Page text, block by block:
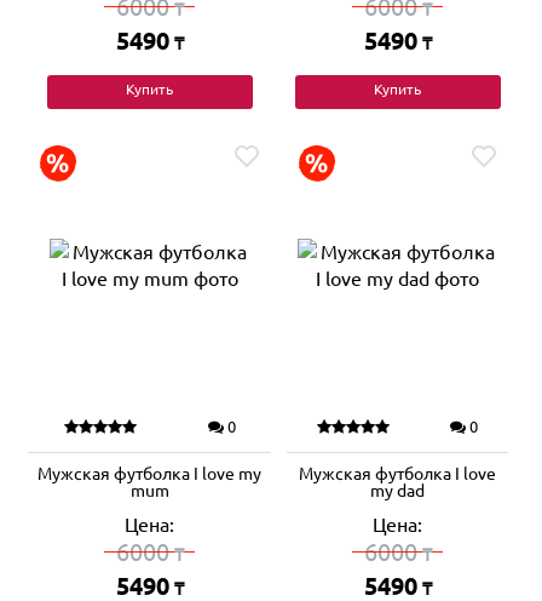
6000₸
5490 ₸
Купить
6000₸
5490 ₸
Купить
0
Мужская футболка I love my
mum
Цена:
6000₸
5490 ₸
0
Мужская футболка I love
my dad
Цена:
6000₸
5490 ₸